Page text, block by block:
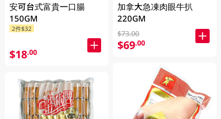
安可台式富貴一口腸
150GM
2件$32
$18.00
加拿大急凍肉眼牛扒
220GM
$73.00
$69.00